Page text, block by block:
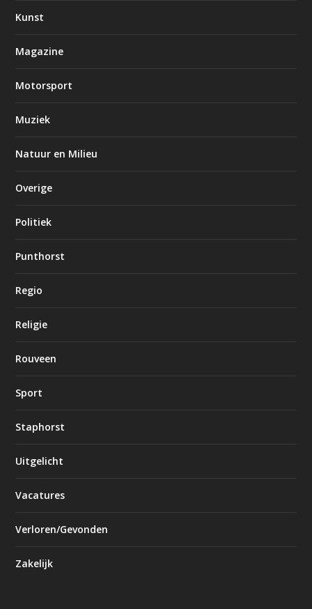
Kunst
Magazine
Motorsport
Muziek
Natuur en Milieu
Overige
Politiek
Punthorst
Regio
Religie
Rouveen
Sport
Staphorst
Uitgelicht
Vacatures
Verloren/Gevonden
Zakelijk